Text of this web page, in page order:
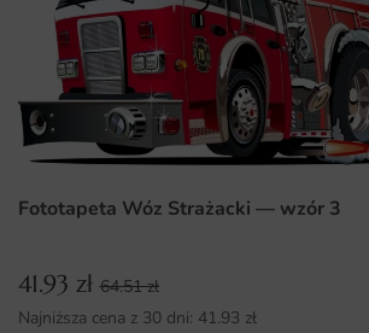
Możliwość personalizacji wymiarów, co
dopasowanie.
Łatwy montaż, dzięki któremu
swoje wnętrze w krótkim czasie.
Fototapeta Wóz Strażacki — wzór 3
41.93 zł 64.51zł
Najniższa cena z 30 dni: 41.93 zł